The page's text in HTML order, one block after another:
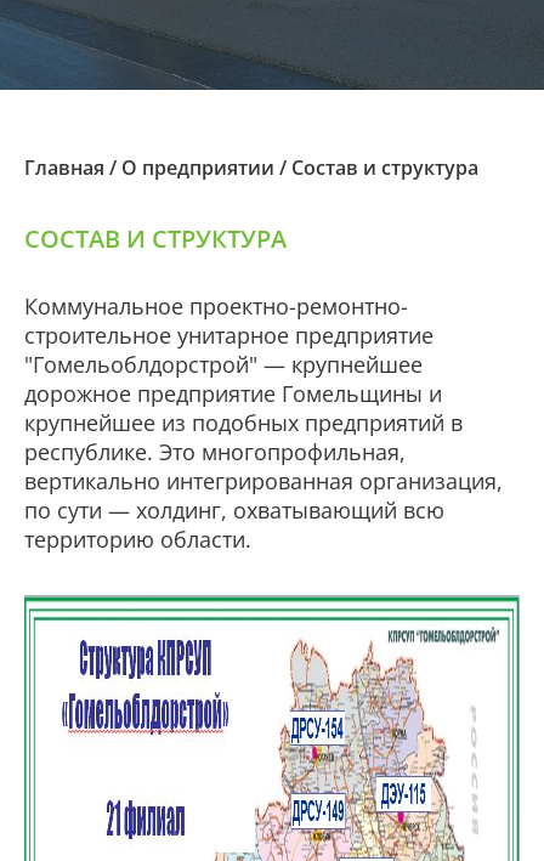
Главная / О предприятии / Состав и структура
СОСТАВ И СТРУКТУРА
Коммунальное проектно-ремонтно-
строительное унитарное предприятие
"Гомельоблдорстрой" — крупнейшее
дорожное предприятие Гомельщины и
крупнейшее из подобных предприятий в
республике. Это многопрофильная,
вертикально интегрированная организация,
по сути — холдинг, охватывающий всю
территорию области.